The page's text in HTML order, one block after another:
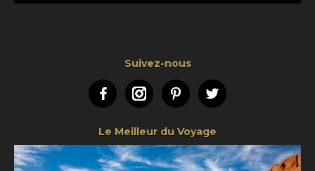
Suivez-nous
FacebookInstagramPinterestTwitter
Le Meilleur du Voyage